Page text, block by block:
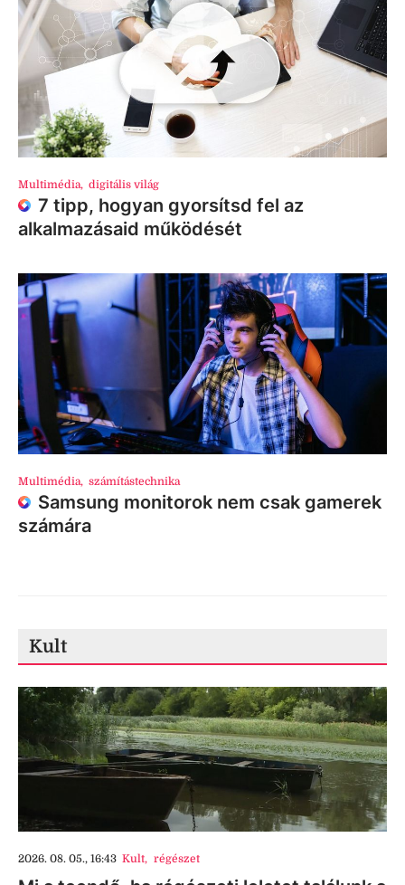
Multimédia, digitális világ
7 tipp, hogyan gyorsítsd fel az
alkalmazásaid működését
Multimédia, számítástechnika
Samsung monitorok nem csak gamerek
számára
Kult
2026. 08. 05., 16:43 Kult, régészet